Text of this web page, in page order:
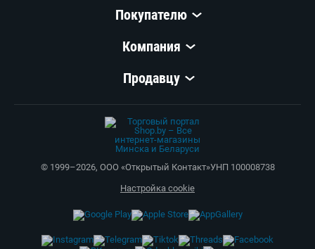
Покупателю
Компания
Продавцу
© 1999–2026, ООО «Открытый Контакт»УНП 100008738
Настройка cookie